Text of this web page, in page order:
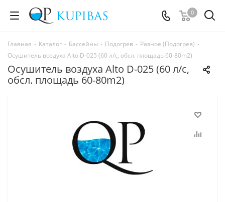
0
Главная - Каталог - Бассейны - Подогрев - Разное (Подогрев) -
Осушитель воздуха Alto D-025 (60 л/с, обсл. площадь 60-80m2)
Осушитель воздуха Alto D-025 (60 л/с,
обсл. площадь 60-80m2)